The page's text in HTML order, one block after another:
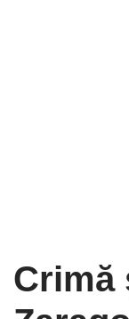
Crimă